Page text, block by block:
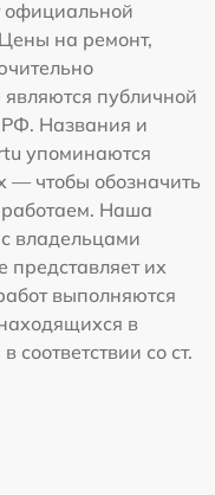
официальной
на ремонт,
публичной
РФ. Названия и
упоминаются
— чтобы обозначить
работаем. Наша
владельцами
представляет их
выполняются
в
со ст.